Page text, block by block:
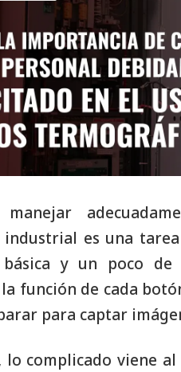
es una
básica y un poco
función de cada
para captar
lo complicado viene